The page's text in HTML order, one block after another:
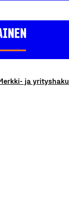
ja yrityshaku